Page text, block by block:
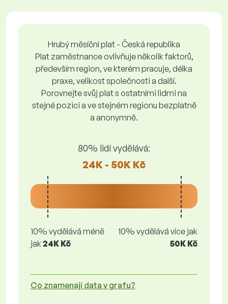
Hrubý měsíční plat - Česká republika
Plat zaměstnance ovlivňuje několik faktorů,
především region, ve kterém pracuje, délka
praxe, velikost společnosti a další.
Porovnejte svůj plat s ostatními lidmi na
stejné pozici a ve stejném regionu bezplatně
a anonymně.
80% lidí vydělává:
24K - 50K Kč
10% vydělává méně
jak24K Kč
10% vydělává více jak
50K Kč
Co znamenají data v grafu?